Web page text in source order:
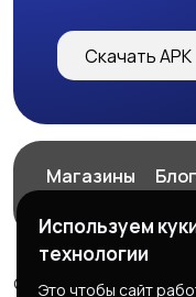
Скачать APK
Магазины Блог
© 2026 ExZz.ru -
Используем
технологии
Это чтобы сайт